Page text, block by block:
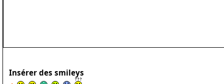
Insérer des smileys